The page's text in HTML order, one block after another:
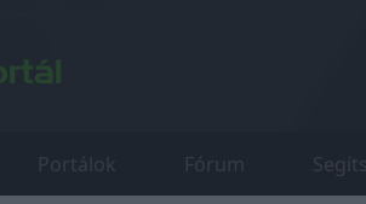
Portálok Fórum